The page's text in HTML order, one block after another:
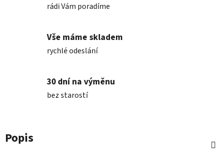
rádi Vám poradíme
Vše máme skladem
rychlé odeslání
30 dní na výměnu
bez starostí
Popis